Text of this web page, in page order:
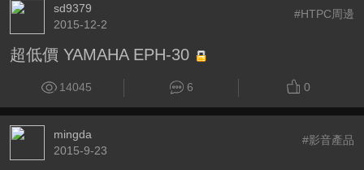
sd9379
2015-12-2
#HTPC周邊
超低價 YAMAHA EPH-30
14045 6 0
mingda
2015-9-23
#影音產品